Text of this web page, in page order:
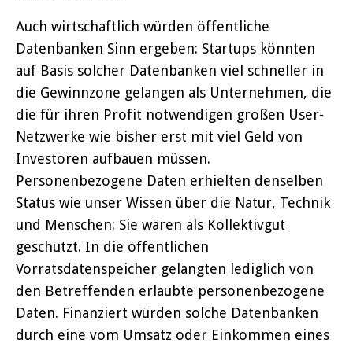
Auch wirtschaftlich würden öffentliche
Datenbanken Sinn ergeben: Startups könnten
auf Basis solcher Datenbanken viel schneller in
die Gewinnzone gelangen als Unternehmen, die
die für ihren Profit notwendigen großen User-
Netzwerke wie bisher erst mit viel Geld von
Investoren aufbauen müssen.
Personenbezogene Daten erhielten denselben
Status wie unser Wissen über die Natur, Technik
und Menschen: Sie wären als Kollektivgut
geschützt. In die öffentlichen
Vorratsdatenspeicher gelangten lediglich von
den Betreffenden erlaubte personenbezogene
Daten. Finanziert würden solche Datenbanken
durch eine vom Umsatz oder Einkommen eines